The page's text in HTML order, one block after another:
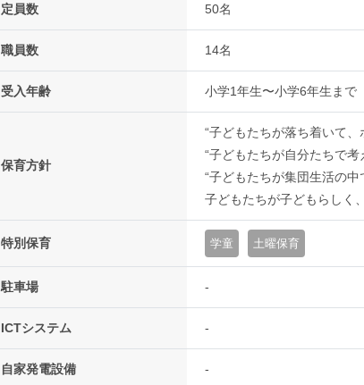
定員数 50名
職員数 14名
受入年齢 小学1年生〜小学6年生まで
保育方針
“子どもたちが落ち着いて、
“子どもたちが自分たちで
“子どもたちが集団生活の
子どもたちが子どもらしく
特別保育 学童 土曜保育
駐車場 -
ICTシステム -
自家発電設備 -